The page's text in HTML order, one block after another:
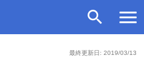
最終更新日: 2019/03/13